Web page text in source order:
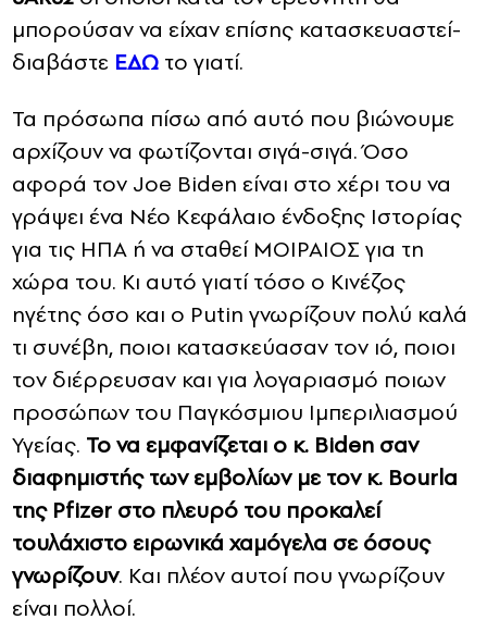
μπορούσαν να είχαν επίσης κατασκευαστεί-
διαβάστε ΕΔΩ το γιατί.
Τα πρόσωπα πίσω από αυτό που βιώνουμε
αρχίζουν να φωτίζονται σιγά-σιγά. Όσο
αφορά τον Joe Biden είναι στο χέρι του να
γράψει ένα Νέο Κεφάλαιο ένδοξης Ιστορίας
για τις ΗΠΑ ή να σταθεί ΜΟΙΡΑΙΟΣ για τη
χώρα του. Κι αυτό γιατί τόσο ο Κινέζος
ηγέτης όσο και ο Putin γνωρίζουν πολύ καλά
τι συνέβη, ποιοι κατασκεύασαν τον ιό, ποιοι
τον διέρρευσαν και για λογαριασμό ποιων
προσώπων του Παγκόσμιου Ιμπεριλιασμού
Υγείας. Το να εμφανίζεται ο κ. Biden σαν
διαφημιστής των εμβολίων με τον κ. Βourla
της Pfizer στο πλευρό του προκαλεί
τουλάχιστο ειρωνικά χαμόγελα σε όσους
γνωρίζουν. Και πλέον αυτοί που γνωρίζουν
είναι πολλοί.